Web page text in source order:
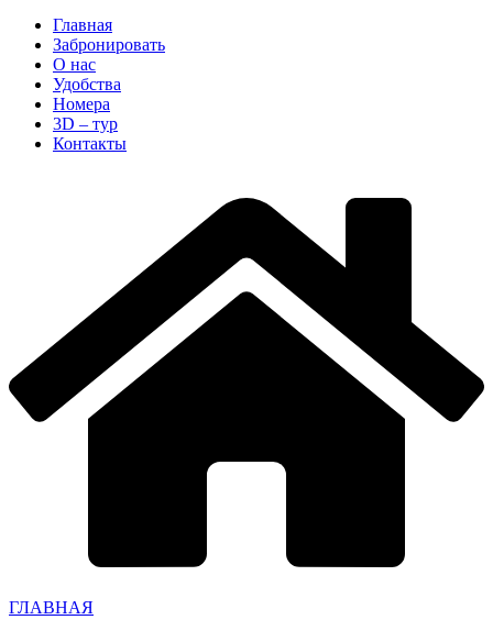
Главная
Забронировать
О нас
Удобства
Номера
3D – тур
Контакты
ГЛАВНАЯ